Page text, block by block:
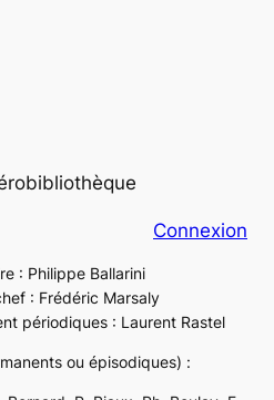
Connexion
: Philippe Ballarini
: Frédéric Marsaly
périodiques : Laurent Rastel
ou épisodiques) :